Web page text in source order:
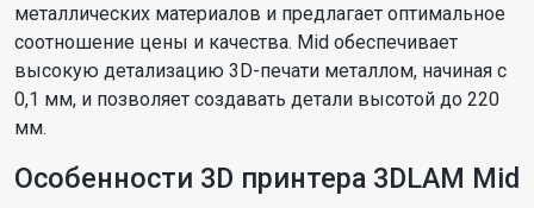
металлических материалов и предлагает оптимальное
соотношение цены и качества. Mid обеспечивает
высокую детализацию 3D-печати металлом, начиная с
0,1 мм, и позволяет создавать детали высотой до 220
мм.
Особенности 3D принтера 3DLAM Mid